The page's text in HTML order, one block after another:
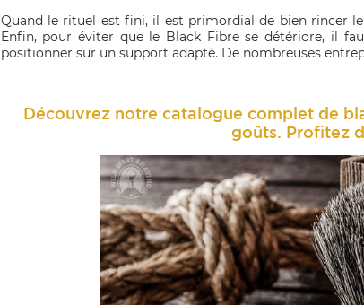
Quand le rituel est fini, il est primordial de bien rincer
Enfin, pour éviter que le Black Fibre se détériore, il
positionner sur un support adapté. De nombreuses
Découvrez notre catalogue complet de
goûts. Profitez